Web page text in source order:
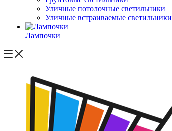
Уличные потолочные светильники
Уличные встраиваемые светильники
Лампочки